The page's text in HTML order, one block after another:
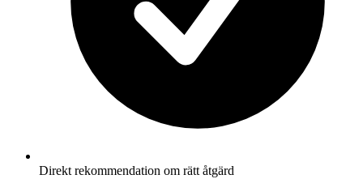
Direkt rekommendation om rätt åtgärd